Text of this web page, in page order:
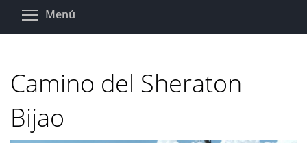
Pasar
Menú
Camino del Sheraton
Bijao